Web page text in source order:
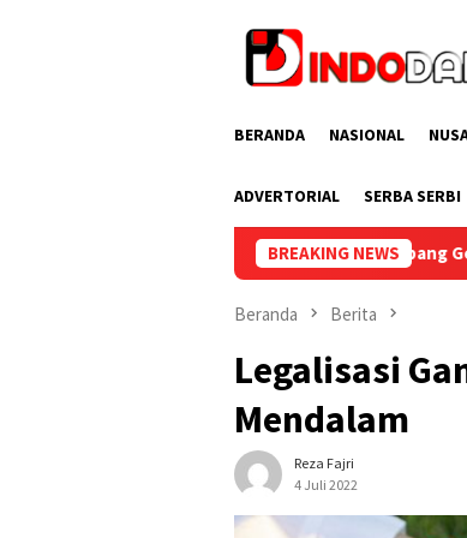
BERANDA NASIONAL
ADVERTORIAL SERBA SERBI
BREAKING NEWS
Perempuan Palembang Gelar Line Dance Bersama
Beranda Berita
Legalisasi
Mendalam
Reza Fajri
4 Juli 2022